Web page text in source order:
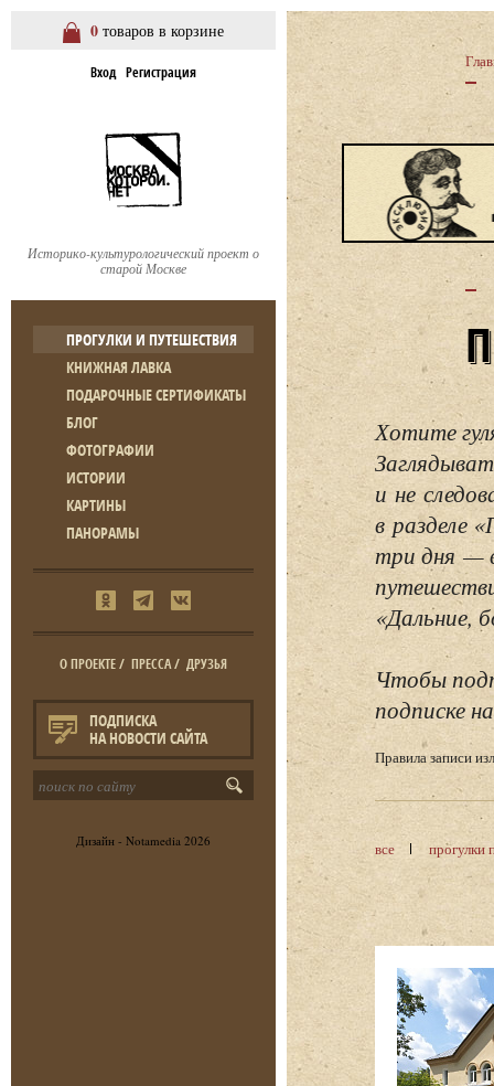
0 товаров в корзине
Вход Регистрация
Историко-культурологический проект о
старой Москве
ПРОГУЛКИ И ПУТЕШЕСТВИЯ
КНИЖНАЯ ЛАВКА
ПОДАРОЧНЫЕ СЕРТИФИКАТЫ
БЛОГ
ФОТОГРАФИИ
ИСТОРИИ
КАРТИНЫ
ПАНОРАМЫ
О ПРОЕКТЕ/ ПРЕССА/ ДРУЗЬЯ
ПОДПИСКА
НА НОВОСТИ САЙТА
Дизайн - Notamedia 2026
Хотите
и не
в разделе
три дня —
«Дальние,
Чтобы
подписке
Правила записи
все прогулки